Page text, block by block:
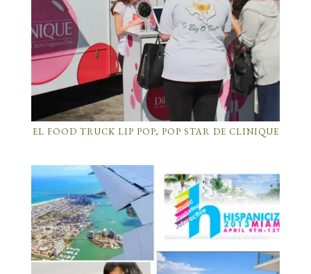
EL FOOD TRUCK LIP POP, POP STAR DE CLINIQUE